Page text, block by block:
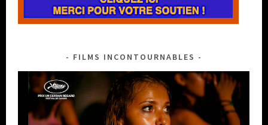
FILMS INCONTOURNABLES